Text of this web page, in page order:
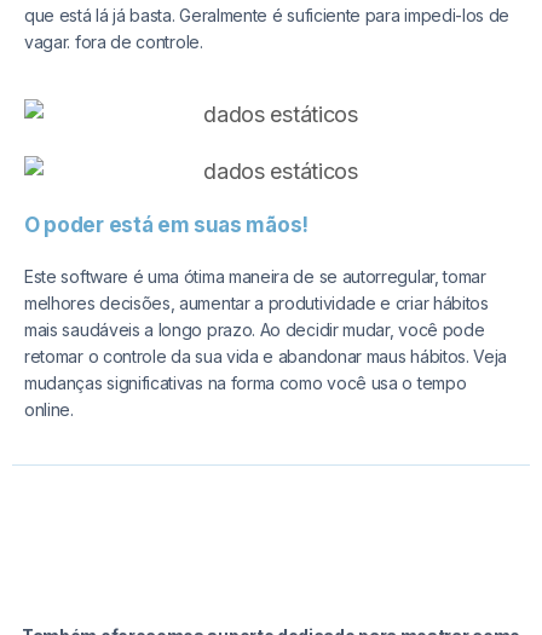
que está lá já basta.Geralmente é suficiente para impedi-los de
vagar. fora de controle.
O poder está em suas mãos!
Este software é uma ótima maneira de se autorregular, tomar
melhores decisões, aumentar a produtividade e criar hábitos
mais saudáveis a longo prazo. Ao decidir mudar, você pode
retomar o controle da sua vida e abandonar maus hábitos. Veja
mudanças significativas na forma como você usa o tempo
online.